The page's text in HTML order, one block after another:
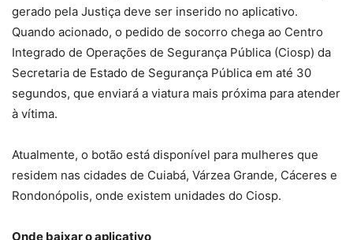
gerado pela Justiça deve ser inserido no aplicativo.
Quando acionado, o pedido de socorro chega ao Centro
Integrado de Operações de Segurança Pública (Ciosp) da
Secretaria de Estado de Segurança Pública em até 30
segundos, que enviará a viatura mais próxima para atender
à vítima.
Atualmente, o botão está disponível para mulheres que
residem nas cidades de Cuiabá, Várzea Grande, Cáceres e
Rondonópolis, onde existem unidades do Ciosp.
Onde baixar o aplicativo